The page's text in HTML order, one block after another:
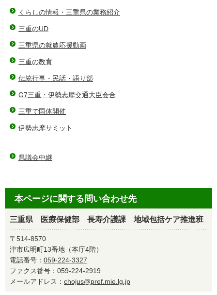
くらしの情報・三重県の業務紹介
三重のUD
三重県の就農応援動画
三重の教育
伝統行事・民話・語り部
G7三重・伊勢志摩交通大臣会合
三重で国体開催
伊勢志摩サミット
県議会中継
本ページに関する問い合わせ先
三重県 医療保健部 長寿介護課 地域包括ケア推進班
〒514-8570
津市広明町13番地（本庁4階）
電話番号： 059-224-3327
ファクス番号：059-224-2919
メールアドレス： chojus@pref.mie.lg.jp